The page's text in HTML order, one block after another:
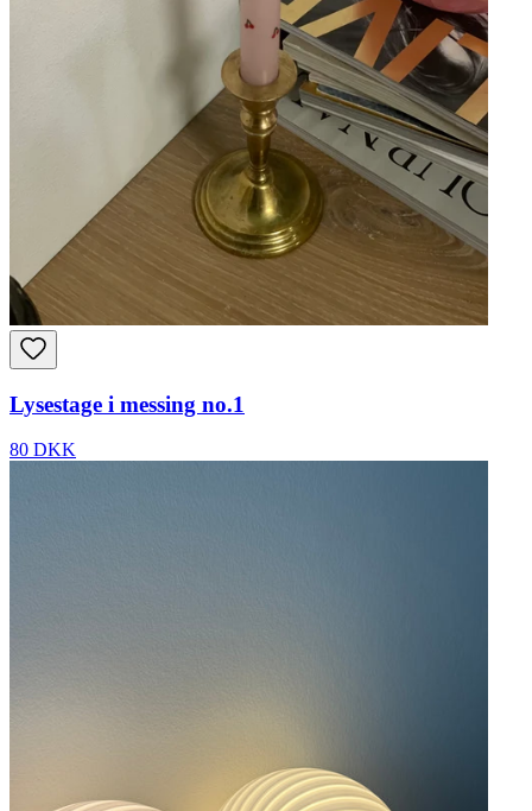
Lysestage i messing no.1
80 DKK